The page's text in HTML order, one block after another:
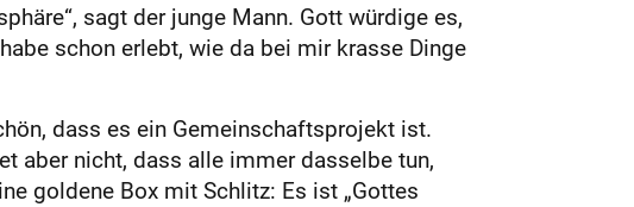
sagt der junge Mann. Gott würdige es,
schon erlebt, wie da bei mir krasse Dinge
dass es ein Gemeinschaftsprojekt ist.
aber nicht, dass alle immer dasselbe tun,
goldene Box mit Schlitz: Es ist „Gottes